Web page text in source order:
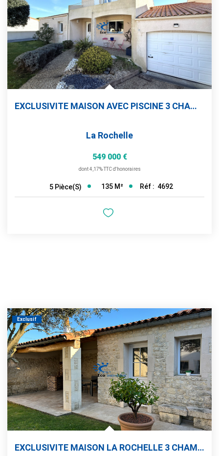
EXCLUSIVITE MAISON AVEC PISCINE 3 CHAMBRES 2 GARAGES
La Rochelle
549 000 €
dont 4,17% TTC d'honoraires
5 Pièce(s) 135 M² Réf : 4692
Exclusif
EXCLUSIVITE MAISON LA ROCHELLE 3 CHAMBRES AVEC GARAGE ET...